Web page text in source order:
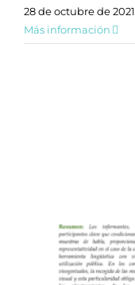
28 de octubre de 2021
Más información